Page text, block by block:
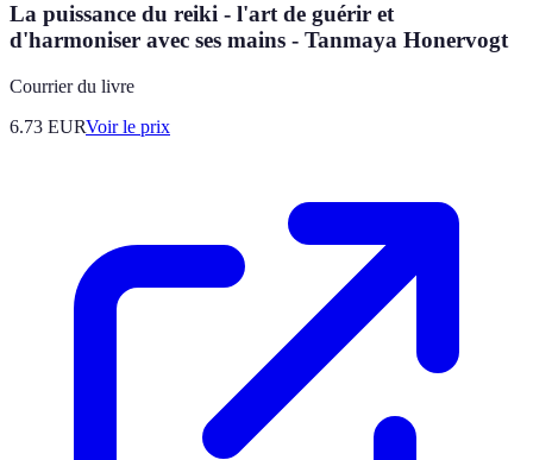
La puissance du reiki - l'art de guérir et
d'harmoniser avec ses mains - Tanmaya Honervogt
Courrier du livre
6.73 EURVoir le prix